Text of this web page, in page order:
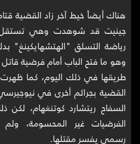
هناك أيضاً خيط آخر زاد القضية
جينيت قد شوهدت وهي تستقل
رياضة التسلق "الهتشهايكينغ"
وهو ما فتح الباب أمام فرضية
طريقها في ذلك اليوم، كما ظهرت
القضية بجرائم أخرى في
السفاح ريتشارد كوتنغهام،
الفرضيات غير المحسومة،
رسمي يفسر مقتلها.